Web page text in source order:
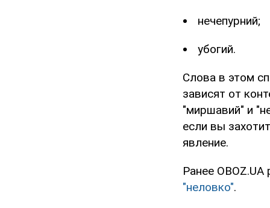
нечепурний;
убогий.
Слова в этом
зависят от
"миршавий" и
если вы
явление.
Ранее
"неловко".